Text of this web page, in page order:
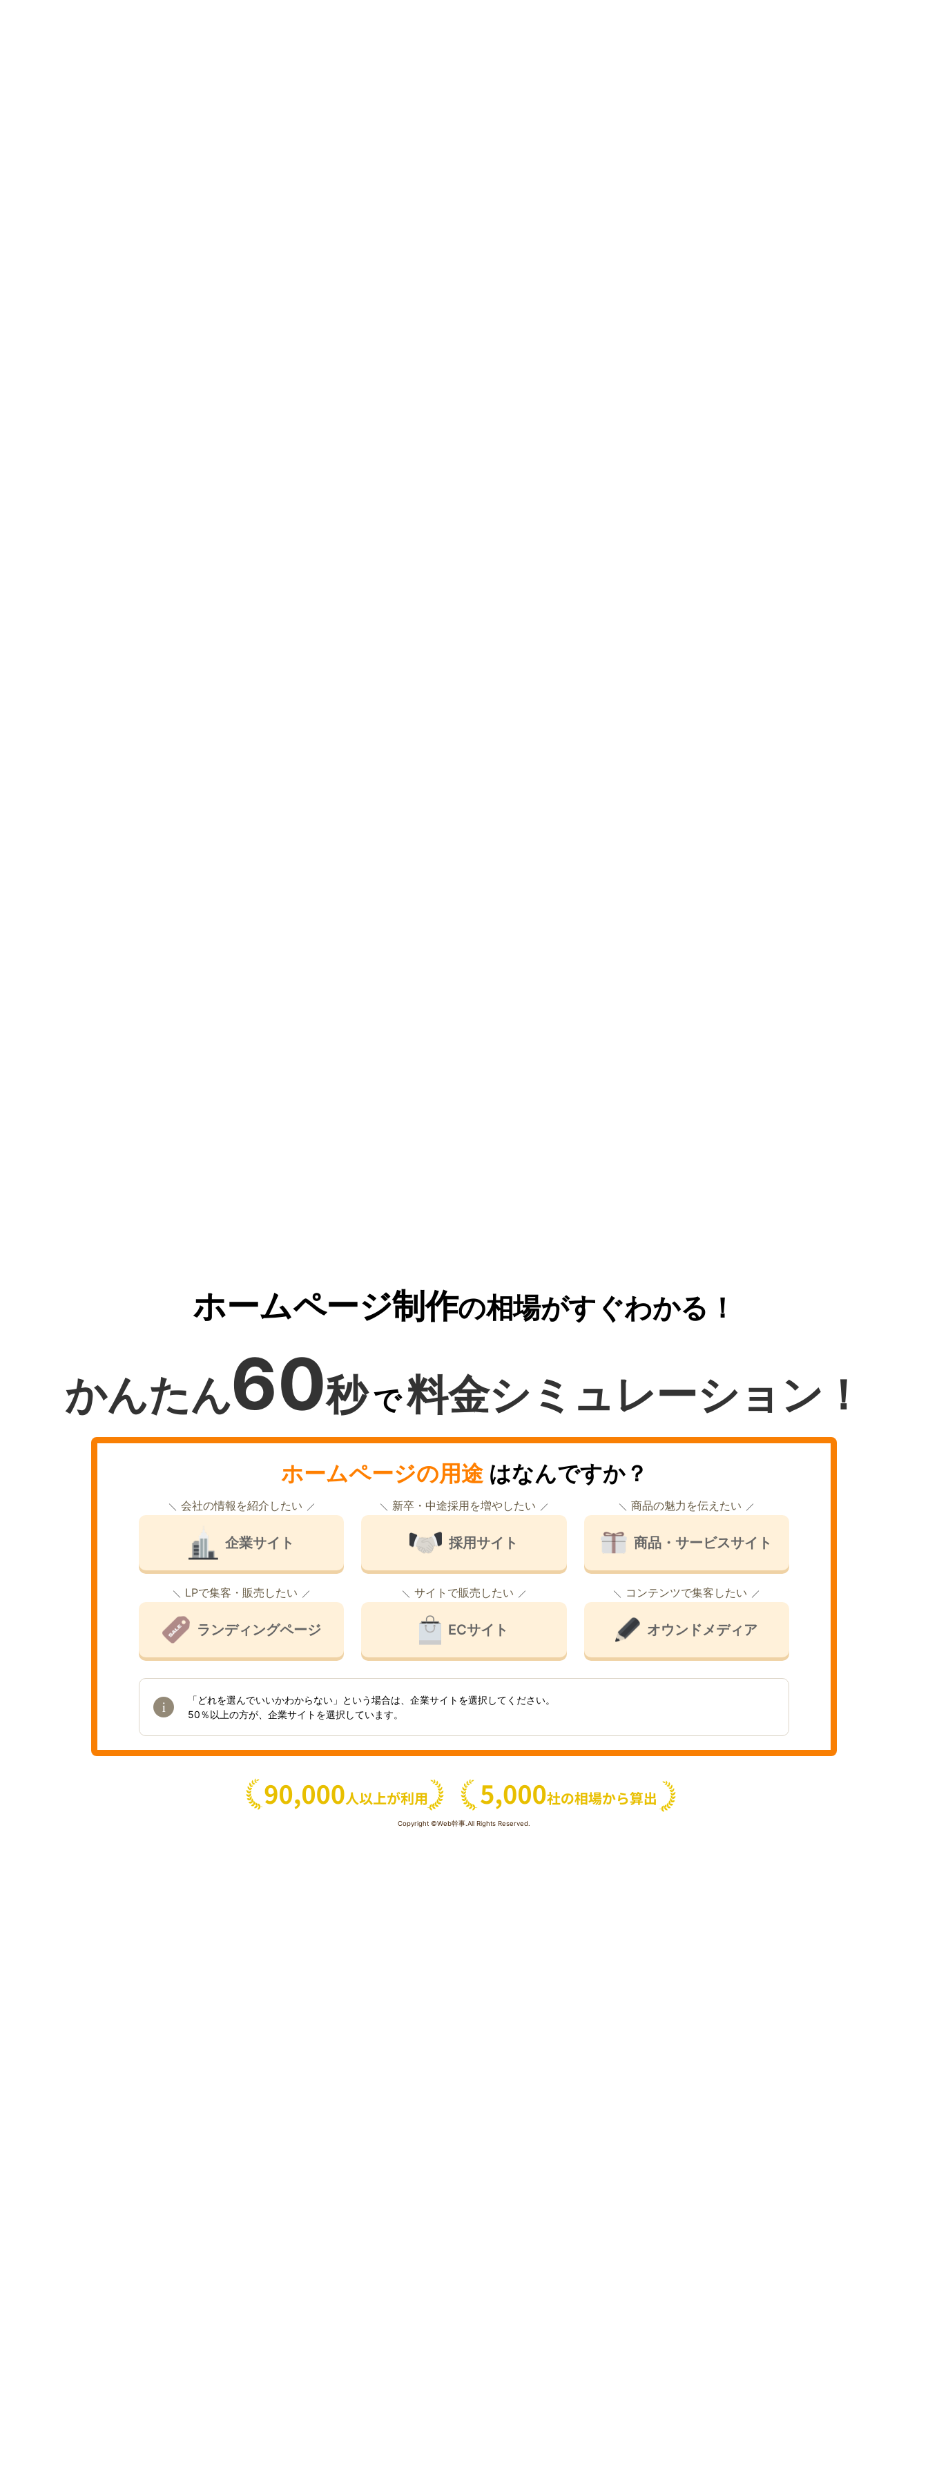
ホームページ制作の相場がすぐわかる！
かんたん60秒で料金シミュレーション！
ホームページの用途はなんですか？
会社の情報を紹介したい
企業サイト
新卒・中途採用を増やしたい
採用サイト
商品の魅力を伝えたい
商品・サービスサイト
LPで集客・販売したい
ランディングページ
サイトで販売したい
ECサイト
コンテンツで集客したい
オウンドメディア
「どれを選んでいいかわからない」という場合は、企業サイトを選択してください。
50％以上の方が、企業サイトを選択しています。
Copyright ©Web幹事.All Rights Reserved.